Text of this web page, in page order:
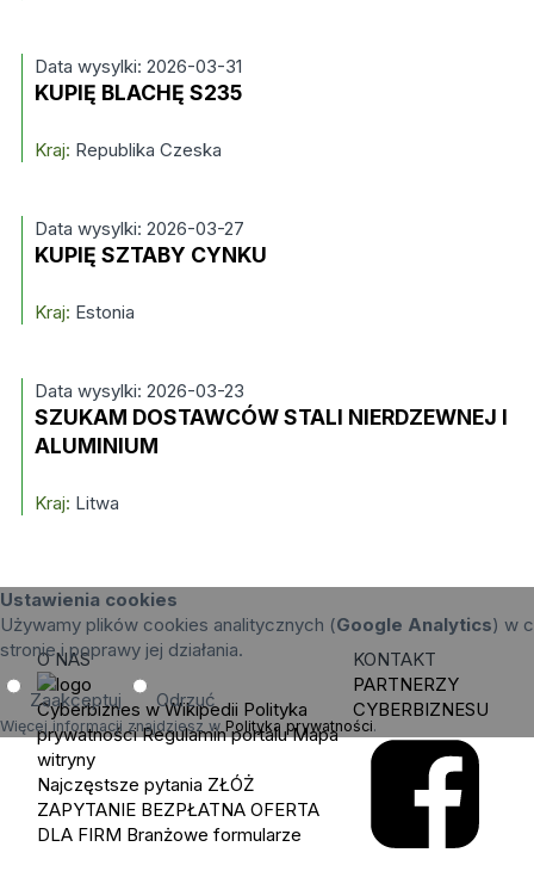
Data wysylki: 2026-03-31
KUPIĘ BLACHĘ S235
Kraj: Republika Czeska
Data wysylki: 2026-03-27
KUPIĘ SZTABY CYNKU
Kraj: Estonia
Data wysylki: 2026-03-23
SZUKAM DOSTAWCÓW STALI NIERDZEWNEJ I
ALUMINIUM
Kraj: Litwa
Ustawienia cookies
Używamy plików cookies analitycznych (Google Analytics) w
stronie i poprawy jej działania.
Zaakceptuj Odrzuć
Więcej informacji znajdziesz w Polityka prywatności.
O NAS
Cyberbiznes w Wikipedii Polityka
prywatności Regulamin portalu Mapa
witryny
Najczęstsze pytania ZŁÓŻ
ZAPYTANIE BEZPŁATNA OFERTA
DLA FIRM Branżowe formularze
KONTAKT
PARTNERZY
CYBERBIZNESU